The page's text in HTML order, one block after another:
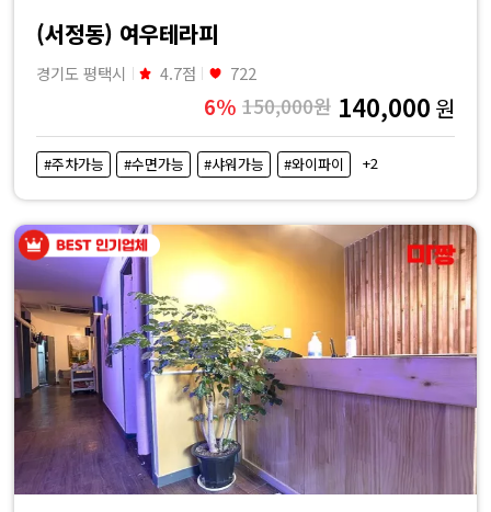
(서정동) 여우테라피
경기도 평택시 4.7점 722
6% 150,000원 140,000 원
#주차가능 #수면가능 #샤워가능 #와이파이 +2